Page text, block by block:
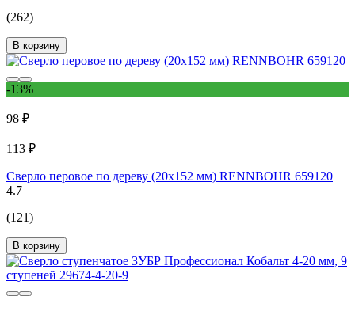
(262)
В корзину
-13%
98 ₽
113 ₽
Сверло перовое по дереву (20х152 мм) RENNBOHR 659120
4.7
(121)
В корзину